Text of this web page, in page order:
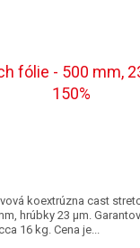
fólie - 500 mm,
150%
koextrúzna cast
hrúbky 23 µm.
16 kg. Cena je...